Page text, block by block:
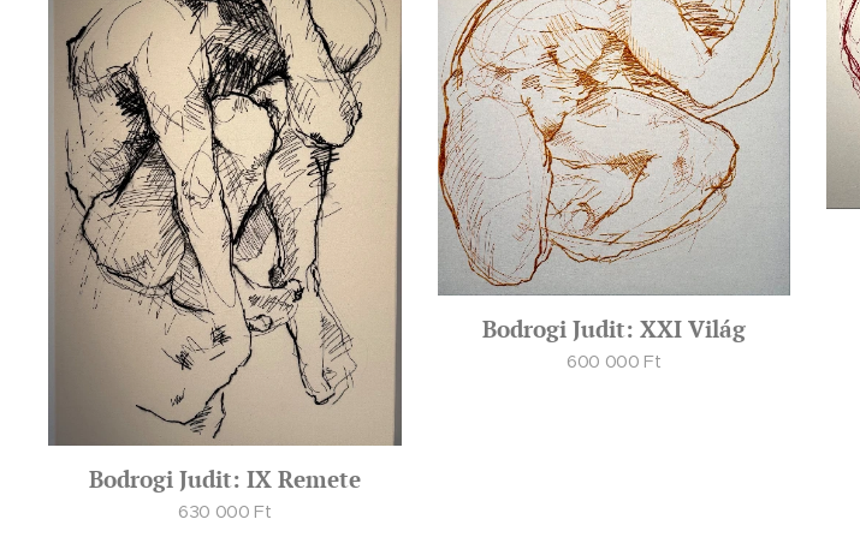
Bodrogi Judit: IX Remete
630 000 Ft
Bodrogi Judit: XXI Világ
600 000 Ft